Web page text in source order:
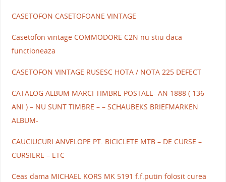
CASETOFON CASETOFOANE VINTAGE
Casetofon vintage COMMODORE C2N nu stiu daca
functioneaza
CASETOFON VINTAGE RUSESC HOTA / NOTA 225 DEFECT
CATALOG ALBUM MARCI TIMBRE POSTALE- AN 1888 ( 136
ANI ) – NU SUNT TIMBRE – – SCHAUBEKS BRIEFMARKEN
ALBUM-
CAUCIUCURI ANVELOPE PT. BICICLETE MTB – DE CURSE –
CURSIERE – ETC
Ceas dama MICHAEL KORS MK 5191 f.f.putin folosit curea